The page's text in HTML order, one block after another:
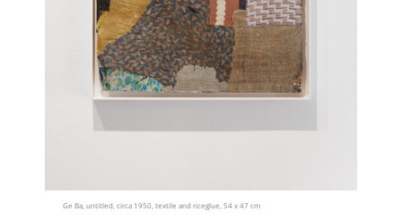
Ge Ba, untitled, circa 1950, textile and riceglue, 54 x 47 cm